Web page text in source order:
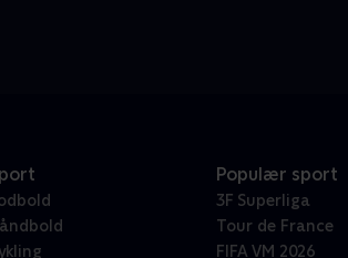
Populær sport
3F Superliga
Tour de France
FIFA VM 2026